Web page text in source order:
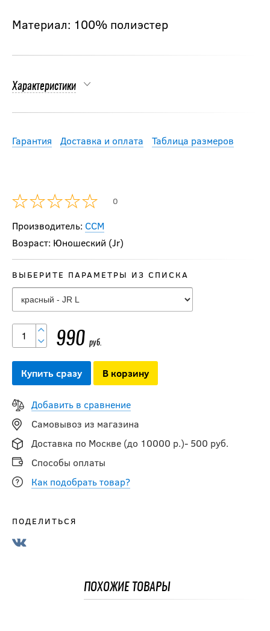
Материал: 100% полиэстер
Характеристики
Гарантия Доставка и оплата Таблица размеров
0
Производитель: CCM
Возраст: Юношеский (Jr)
ВЫБЕРИТЕ ПАРАМЕТРЫ ИЗ СПИСКА
990 руб.
Купить сразу В корзину
Добавить в сравнение
Самовывоз из магазина
Доставка по Москве (до 10000 р.)- 500 руб.
Способы оплаты
Как подобрать товар?
ПОДЕЛИТЬСЯ
ПОХОЖИЕ ТОВАРЫ
1 090